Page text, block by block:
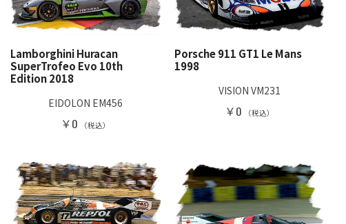
Lamborghini Huracan
SuperTrofeo Evo 10th
Edition 2018
EIDOLON EM456
￥0 （税込）
Porsche 911 GT1 Le Mans
1998
VISION VM231
￥0 （税込）